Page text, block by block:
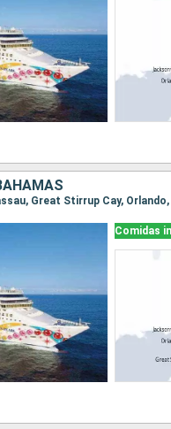
Great Stirrup Cay,
Comidas